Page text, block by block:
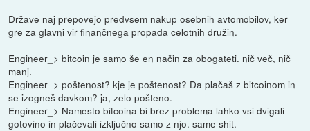
Države naj prepovejo predvsem nakup osebnih avtomobilov, ker
gre za glavni vir finančnega propada celotnih družin.
Engineer_> bitcoin je samo še en način za obogateti. nič več, nič
manj.
Engineer_> poštenost? kje je poštenost? Da plačaš z bitcoinom in
se izogneš davkom? ja, zelo pošteno.
Engineer_> Namesto bitcoina bi brez problema lahko vsi dvigali
gotovino in plačevali izključno samo z njo. same shit.